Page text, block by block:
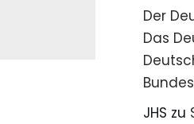
Der
Das
JHS zu